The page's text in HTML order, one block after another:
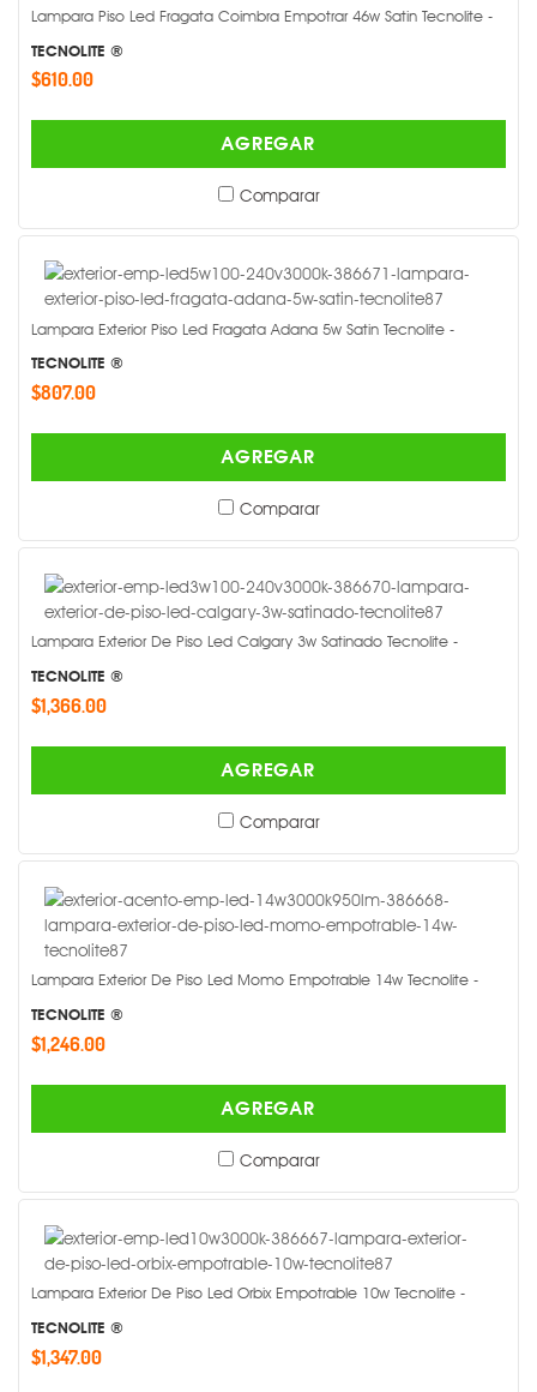
Lampara Piso Led Fragata Coimbra Empotrar 46w Satin Tecnolite -
TECNOLITE ®
$610.00
AGREGAR
Comparar
Lampara Exterior Piso Led Fragata Adana 5w Satin Tecnolite -
TECNOLITE ®
$807.00
AGREGAR
Comparar
Lampara Exterior De Piso Led Calgary 3w Satinado Tecnolite -
TECNOLITE ®
$1,366.00
AGREGAR
Comparar
Lampara Exterior De Piso Led Momo Empotrable 14w Tecnolite -
TECNOLITE ®
$1,246.00
AGREGAR
Comparar
Lampara Exterior De Piso Led Orbix Empotrable 10w Tecnolite -
TECNOLITE ®
$1,347.00